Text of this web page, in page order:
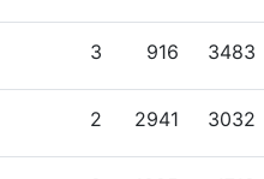
3 916 3483
2 2941 3032